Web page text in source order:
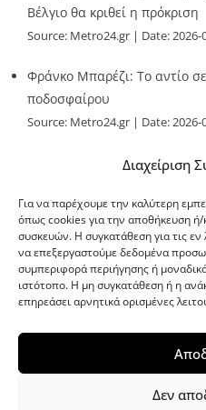
Διαχείριση
Για να παρέχουμε την καλύτερη
όπως cookies για την αποθήκευση
συσκευών. Η συγκατάθεση για τις
να επεξεργαστούμε δεδομένα
συμπεριφορά περιήγησης ή
ιστότοπο. Η μη συγκατάθεση ή η
επηρεάσει αρνητικά ορισμένες
Δεν
Βέλγιο θα κριθεί η πρόκριση
Source: Metro24.gr Date: 2026-
Φράνκο Μπαρέζι: Το αντίο
ποδοσφαίρου
Source: Metro24.gr Date: 2026-
G-point.gr